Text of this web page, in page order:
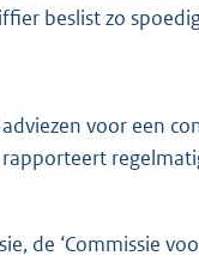
beslist zo
voor een
de ‘Commissie